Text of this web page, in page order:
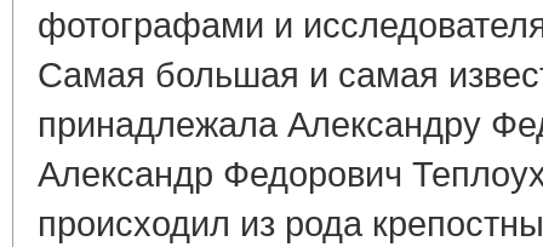
фотографами и
Самая большая и самая
принадлежала Александру
Александр Федорович
происходил из рода